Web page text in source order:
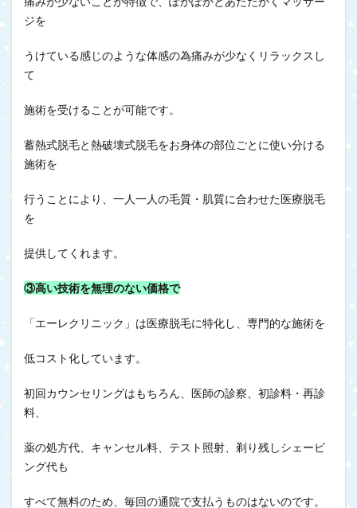
ジを
うけている感じのような体感の為痛みが少なくリラックスし
て
施術を受けることが可能です。
蓄熱式脱毛と熱破壊式脱毛をお身体の部位ごとに使い分ける
施術を
行うことにより、一人一人の毛質・肌質に合わせた医療脱毛
を
提供してくれます。
③高い技術を無理のない価格で
「エーレクリニック」は医療脱毛に特化し、専門的な施術を
低コスト化しています。
初回カウンセリングはもちろん、医師の診察、初診料・再診
料、
薬の処方代、キャンセル料、テスト照射、剃り残しシェービ
ング代も
すべて無料のため、毎回の通院で支払うものはないのです。